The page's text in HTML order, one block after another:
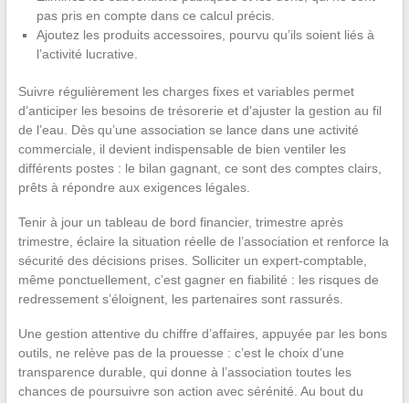
pas pris en compte dans ce calcul précis.
Ajoutez les produits accessoires, pourvu qu’ils soient liés à
l’activité lucrative.
Suivre régulièrement les charges fixes et variables permet
d’anticiper les besoins de trésorerie et d’ajuster la gestion au fil
de l’eau. Dès qu’une association se lance dans une activité
commerciale, il devient indispensable de bien ventiler les
différents postes : le bilan gagnant, ce sont des comptes clairs,
prêts à répondre aux exigences légales.
Tenir à jour un tableau de bord financier, trimestre après
trimestre, éclaire la situation réelle de l’association et renforce la
sécurité des décisions prises. Solliciter un expert-comptable,
même ponctuellement, c’est gagner en fiabilité : les risques de
redressement s’éloignent, les partenaires sont rassurés.
Une gestion attentive du chiffre d’affaires, appuyée par les bons
outils, ne relève pas de la prouesse : c’est le choix d’une
transparence durable, qui donne à l’association toutes les
chances de poursuivre son action avec sérénité. Au bout du